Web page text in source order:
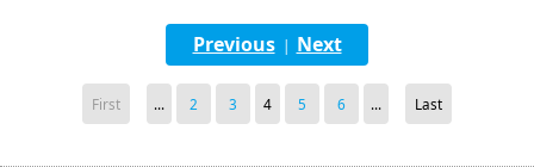
Previous| Next
First ... 2 3 4 5 6 ... Last